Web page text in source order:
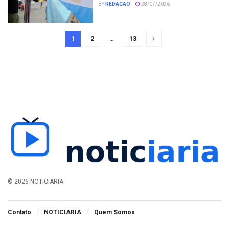
BY REDACAO 28/07/2026
1 2 … 13
© 2026 NOTICIARIA
Contato NOTICIARIA Quem Somos